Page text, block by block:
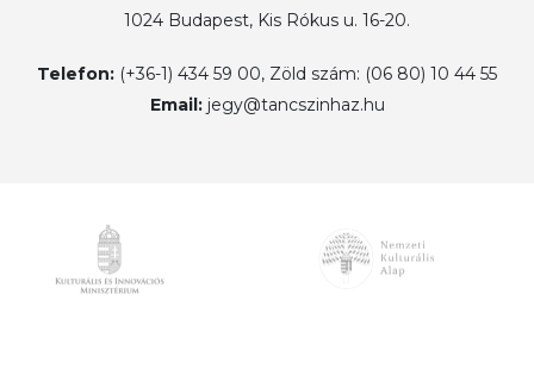
1024 Budapest, Kis Rókus u. 16-20.
Telefon: (+36-1) 434 59 00, Zöld szám: (06 80) 10 44 55
Email: jegy@tancszinhaz.hu